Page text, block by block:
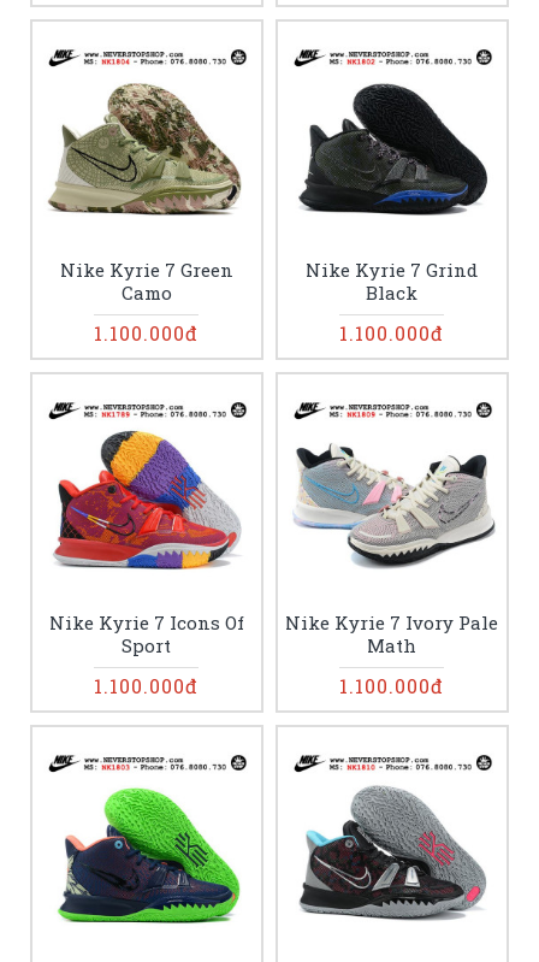
Nike Kyrie 7 Green
Camo
1.100.000đ
Nike Kyrie 7 Grind
Black
1.100.000đ
Nike Kyrie 7 Icons Of
Sport
1.100.000đ
Nike Kyrie 7 Ivory Pale
Math
1.100.000đ